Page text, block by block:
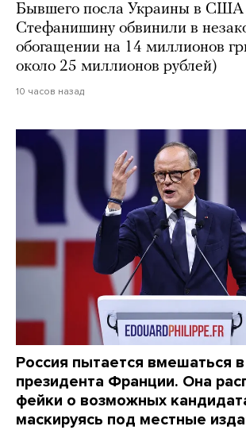
Бывшего посла Украины в США
Стефанишину обвинили в
обогащении на 14 миллионов
около 25 миллионов рублей)
10 часов назад
Россия пытается вмешаться
президента Франции. Она
фейки о возможных
маскируясь под местные